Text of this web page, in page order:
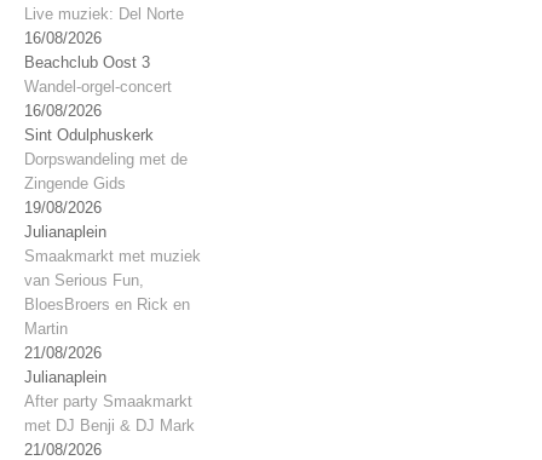
Live muziek: Del Norte
16/08/2026
Beachclub Oost 3
Wandel-orgel-concert
16/08/2026
Sint Odulphuskerk
Dorpswandeling met de
Zingende Gids
19/08/2026
Julianaplein
Smaakmarkt met muziek
van Serious Fun,
BloesBroers en Rick en
Martin
21/08/2026
Julianaplein
After party Smaakmarkt
met DJ Benji & DJ Mark
21/08/2026